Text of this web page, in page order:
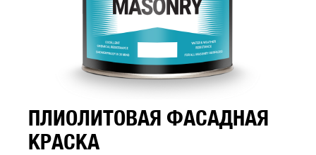
ПЛИОЛИТОВАЯ ФАСАДНАЯ
КРАСКА